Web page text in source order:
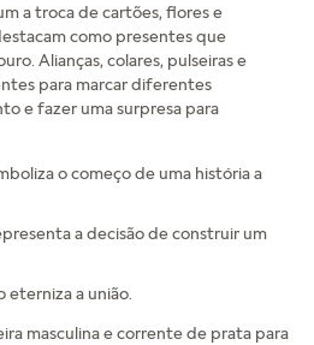
a troca de cartões, flores e
como presentes que
Alianças, colares, pulseiras e
para marcar diferentes
e fazer uma surpresa para
o começo de uma história a
a decisão de construir um
eterniza a união.
masculina e corrente de prata para